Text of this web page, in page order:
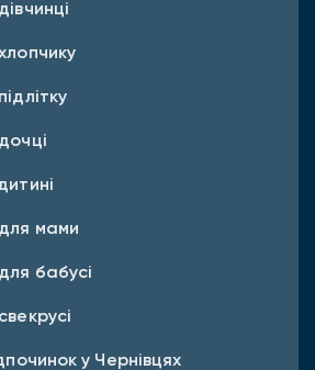
мами
бабусі
у Чернівцях